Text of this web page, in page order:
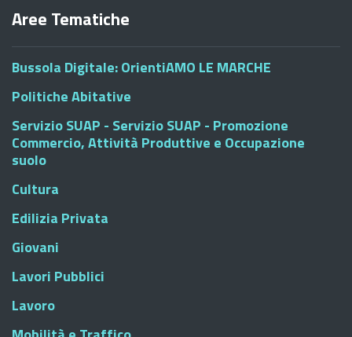
Aree Tematiche
Bussola Digitale: OrientiAMO LE MARCHE
Politiche Abitative
Servizio SUAP - Servizio SUAP - Promozione
Commercio, Attività Produttive e Occupazione
suolo
Cultura
Edilizia Privata
Giovani
Lavori Pubblici
Lavoro